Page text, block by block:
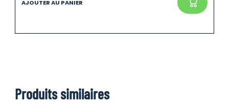
Produits similaires